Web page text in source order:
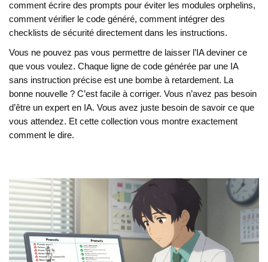
comment écrire des prompts pour éviter les modules orphelins,
comment vérifier le code généré, comment intégrer des
checklists de sécurité directement dans les instructions.
Vous ne pouvez pas vous permettre de laisser l’IA deviner ce
que vous voulez. Chaque ligne de code générée par une IA
sans instruction précise est une bombe à retardement. La
bonne nouvelle ? C’est facile à corriger. Vous n’avez pas besoin
d’être un expert en IA. Vous avez juste besoin de savoir ce que
vous attendez. Et cette collection vous montre exactement
comment le dire.